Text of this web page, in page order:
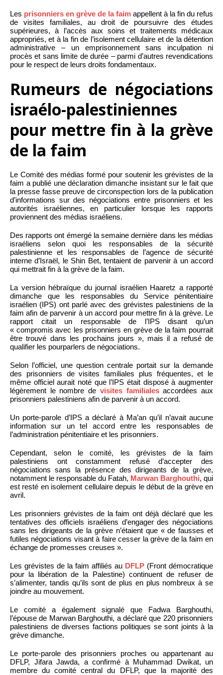
Les prisonniers en grève de la faim appellent à la fin du refus
de visites familiales, au droit de poursuivre des études
supérieures, à l’accès aux soins et traitements médicaux
appropriés, et à la fin de l’isolement cellulaire et de la détention
administrative – un emprisonnement sans inculpation ni
procès et sans limite de durée – parmi d’autres revendications
pour le respect de leurs droits fondamentaux.
Rumeurs de négociations
israélo-palestiniennes
pour mettre fin à la grève
de la faim
Le Comité des médias formé pour soutenir les grévistes de la
faim a publié une déclaration dimanche insistant sur le fait que
la presse fasse preuve de circonspection lors de la publication
d’informations sur des négociations entre prisonniers et les
autorités israéliennes, en particulier lorsque les rapports
proviennent des médias israéliens.
Des rapports ont émergé la semaine dernière dans les médias
israéliens selon quoi les responsables de la sécurité
palestinienne et les responsables de l’agence de sécurité
interne d’Israël, le Shin Bet, tentaient de parvenir à un accord
qui mettrait fin à la grève de la faim.
La version hébraïque du journal israélien Haaretz a rapporté
dimanche que les responsables du Service pénitentiaire
israélien (IPS) ont parlé avec des grévistes palestiniens de la
faim afin de parvenir à un accord pour mettre fin à la grève. Le
rapport citait un responsable de l’IPS disant qu’un
« compromis avec les prisonniers en grève de la faim pourrait
être trouvé dans les prochains jours », mais il a refusé de
qualifier les pourparlers de négociations.
Selon l’officiel, une question centrale portait sur la demande
des prisonniers de visites familiales plus fréquentes, et le
même officiel aurait noté que l’IPS était disposé à augmenter
légèrement le nombre de visites familialesaccordées aux
prisonniers palestiniens afin de parvenir à un accord.
Un porte-parole d’IPS a déclaré à Ma’an qu’il n’avait aucune
information sur un tel accord entre les responsables de
l’administration pénitentiaire et les prisonniers.
Cependant, selon le comité, les grévistes de la faim
palestiniens ont constamment refusé d’accepter des
négociations sans la présence des dirigeants de la grève,
notamment le responsable du Fatah, Marwan Barghouthi, qui
est resté en isolement cellulaire depuis le début de la grève en
avril.
Les prisonniers grévistes de la faim ont déjà déclaré que les
tentatives des officiels israéliens d’engager des négociations
sans les dirigeants de la grève n’étaient que « de fausses et
futiles négociations visant à faire cesser la grève de la faim en
échange de promesses creuses ».
Les grévistes de la faim affiliés au DFLP (Front démocratique
pour la libération de la Palestine) continuent de refuser de
s’alimenter, tandis qu’ils sont de plus en plus nombreux à se
joindre au mouvement.
Le comité a également signalé que Fadwa Barghouthi,
l’épouse de Marwan Barghouthi, a déclaré que 220 prisonniers
palestiniens de diverses factions politiques se sont joints à la
grève dimanche.
Le porte-parole des prisonniers proches ou appartenant au
DFLP, Jifara Jawda, a confirmé à Muhammad Dwikat, un
membre du comité central du DFLP, que la majorité des